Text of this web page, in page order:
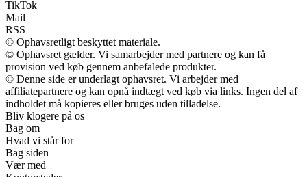
TikTok
Mail
RSS
© Ophavsretligt beskyttet materiale.
© Ophavsret gælder. Vi samarbejder med partnere og kan få
provision ved køb gennem anbefalede produkter.
© Denne side er underlagt ophavsret. Vi arbejder med
affiliatepartnere og kan opnå indtægt ved køb via links. Ingen del af
indholdet må kopieres eller bruges uden tilladelse.
Bliv klogere på os
Bag om
Hvad vi står for
Bag siden
Vær med